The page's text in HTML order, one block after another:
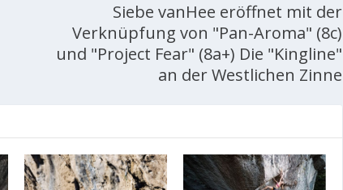
Siebe vanHee eröffnet mit der
Verknüpfung von "Pan-Aroma" (8c)
und "Project Fear" (8a+) Die "Kingline"
an der Westlichen Zinne